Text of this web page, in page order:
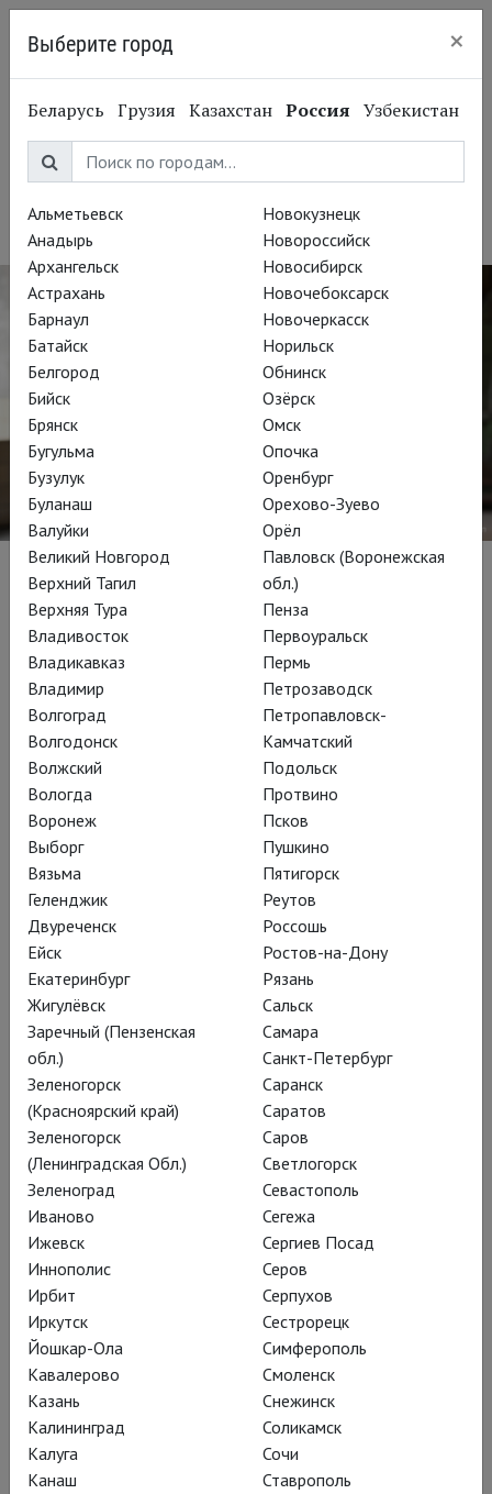
Дмитрий Черняков
Dmitri Tcherniakov
Режиссёр
Биография
Российский театральный режиссер. Родился в Москве в
1970 году. Профессиональную деятельность начал
постановками драматических спектаклей, и первую
«Золотую Маску» за лучший спектакль ему принесло
«Двойное непостоянство» (2002), поставленное по пьесе
Мариво в Новосибирском театре «Красный Факел».
Черняков и оперные произведения ставит как
драматические, по законам психологического театра.
Дебютом Чернякова на музыкальной сцене стала мировая
премьера оперы Владимира Кобекина «Царь Давид» (1998)
в Новосибирском театре оперы и балета. Здесь же
Черняков поставил одни из самых резонансных своих
спектаклей – оперы Верди «Аида» (2004) и «Макбет»
(2008; ко-продукция с Парижской оперой).
Музыкальным руководителем обеих постановок выступил
дирижер Теодор Курентзис, в сотрудничестве с которым
Черняков поставил также «Воццека» Альбана Берга в
Большом театре (2009) и «Дон Жуана» Моцарта, ко-
продукцию Большого театра и фестиваля в Экс-ан-
Провансе.
Среди других резонансных постановок Чернякова в России
- «Сказание о невидимом граде Китеже» Римского-
Корсакова и «Тристан и Изольда» Вагнера в Мариинском
театре (2001 и 2005 годы; музыкальный руководитель –
Валерий Гергиев), «Евгений Онегин» Чайковского в Большом
театре (2006; музыкальный руководитель – Александр
Ведерников). Постановкой «Руслана и Людмилы» Глинки
(музыкальный руководитель - Владимир Юровский) в 2011
году открылась историческая сцена Большого театра.
Выберите город ×
Беларусь Грузия Казахстан Россия Узбекистан
Альметьевск
Анадырь
Архангельск
Астрахань
Барнаул
Батайск
Белгород
Бийск
Брянск
Бугульма
Бузулук
Буланаш
Валуйки
Великий Новгород
Верхний Тагил
Верхняя Тура
Владивосток
Владикавказ
Владимир
Волгоград
Волгодонск
Волжский
Вологда
Воронеж
Выборг
Вязьма
Геленджик
Двуреченск
Ейск
Екатеринбург
Жигулёвск
Заречный (Пензенская
обл.)
Зеленогорск
(Красноярский край)
Зеленогорск
(Ленинградская Обл.)
Зеленоград
Иваново
Ижевск
Иннополис
Ирбит
Иркутск
Йошкар-Ола
Кавалерово
Казань
Калининград
Калуга
Канаш
Новокузнецк
Новороссийск
Новосибирск
Новочебоксарск
Новочеркасск
Норильск
Обнинск
Озёрск
Омск
Опочка
Оренбург
Орехово-Зуево
Орёл
Павловск (Воронежская
обл.)
Пенза
Первоуральск
Пермь
Петрозаводск
Петропавловск-
Камчатский
Подольск
Протвино
Псков
Пушкино
Пятигорск
Реутов
Россошь
Ростов-на-Дону
Рязань
Сальск
Самара
Санкт-Петербург
Саранск
Саратов
Саров
Светлогорск
Севастополь
Сегежа
Сергиев Посад
Серов
Серпухов
Сестрорецк
Симферополь
Смоленск
Снежинск
Соликамск
Сочи
Ставрополь